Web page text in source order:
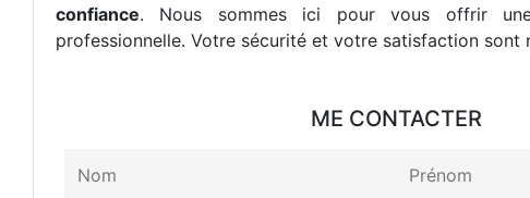
confiance. Nous sommes ici pour vous offrir une
professionnelle. Votre sécurité et votre satisfaction sont
ME CONTACTER